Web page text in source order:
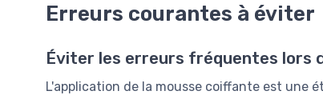
Erreurs courantes à éviter
Éviter les erreurs fréquentes lors
L'application de la mousse coiffante est une